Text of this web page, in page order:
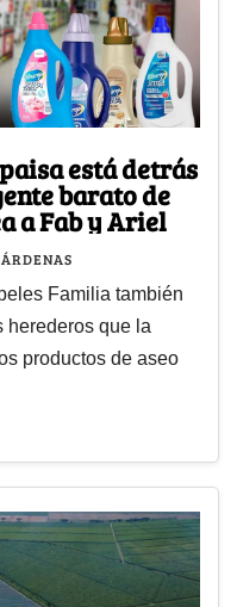
está detrás
barato de
a Fab y Ariel
Familia también
herederos que la
productos de aseo